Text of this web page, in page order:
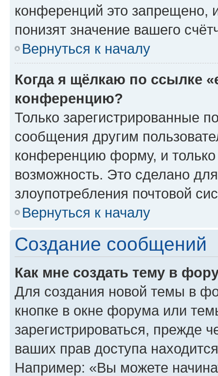
конференций это запрещено,
понизят значение вашего
Вернуться к началу
Когда я щёлкаю по ссылке
конференцию?
Только зарегистрированные
сообщения другим
конференцию форму, и
возможность. Это сделано
злоупотребления почтовой
Вернуться к началу
Создание сообщений
Как мне создать тему в
Для создания новой темы в
кнопке в окне форума или
зарегистрироваться, прежде
ваших прав доступа
Например: «Вы можете